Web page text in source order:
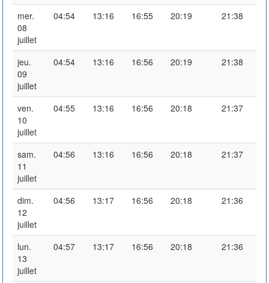
mer.
08
juillet
04:54 13:16 16:55 20:19 21:38
jeu.
09
juillet
04:54 13:16 16:56 20:19 21:38
ven.
10
juillet
04:55 13:16 16:56 20:18 21:37
sam.
11
juillet
04:56 13:16 16:56 20:18 21:37
dim.
12
juillet
04:56 13:17 16:56 20:18 21:36
lun.
13
juillet
04:57 13:17 16:56 20:18 21:36